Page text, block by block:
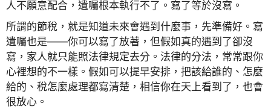
人不願意配合，遺囑根本執行不了。寫了等於沒寫。
所謂的節稅，就是知道未來會遇到什麼事，先準備好。寫
遺囑也是——你可以寫了放著，但假如真的遇到了卻沒
寫，家人就只能照法律規定去分。法律的分法，常常跟你
心裡想的不一樣。假如可以提早安排，把該給誰的、怎麼
給的、稅怎麼處理都寫清楚，相信你在天上看到了，也會
很放心。